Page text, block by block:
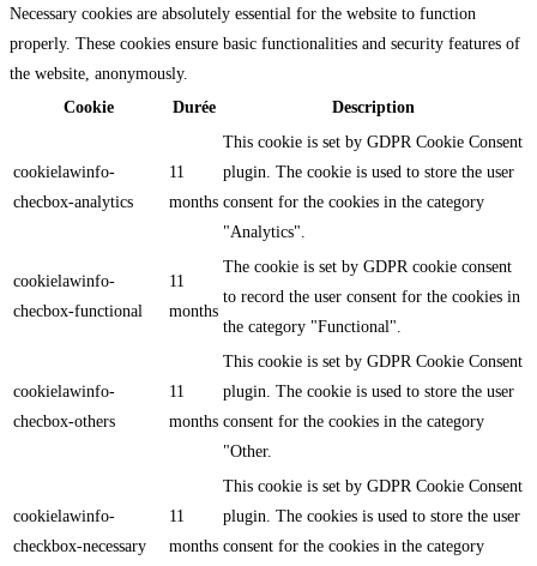
Necessary cookies are absolutely essential for the website to function
properly. These cookies ensure basic functionalities and security features of
the website, anonymously.
Cookie
Durée Description
cookielawinfo-
checbox-analytics
11
months
This cookie is set by GDPR Cookie Consent
plugin. The cookie is used to store the user
consent for the cookies in the category
"Analytics".
cookielawinfo-
checbox-functional
11
months
The cookie is set by GDPR cookie consent
to record the user consent for the cookies in
the category "Functional".
cookielawinfo-
checbox-others
11
months
This cookie is set by GDPR Cookie Consent
plugin. The cookie is used to store the user
consent for the cookies in the category
"Other.
cookielawinfo-
checkbox-necessary
11
months
This cookie is set by GDPR Cookie Consent
plugin. The cookies is used to store the user
consent for the cookies in the category